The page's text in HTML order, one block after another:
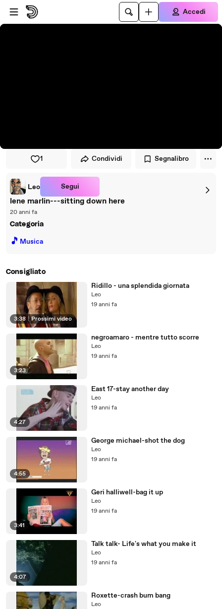
Vai al lettore
Passa al contenuto principale
Accedi
1 Condividi Segnalibro
Leo Segui
lene marlin---sitting down here
20 anni fa
Categoria
🎵 Musica
Consigliato
3:38 | Prossimi video
Ridillo - una splendida giornata
Leo
19 anni fa
3:23
negroamaro - mentre tutto scorre
Leo
19 anni fa
4:27
East 17-stay another day
Leo
19 anni fa
4:55
George michael-shot the dog
Leo
19 anni fa
3:41
Geri halliwell-bag it up
Leo
19 anni fa
4:07
Talk talk- Life's what you make it
Leo
19 anni fa
Roxette-crash bum bang
Leo